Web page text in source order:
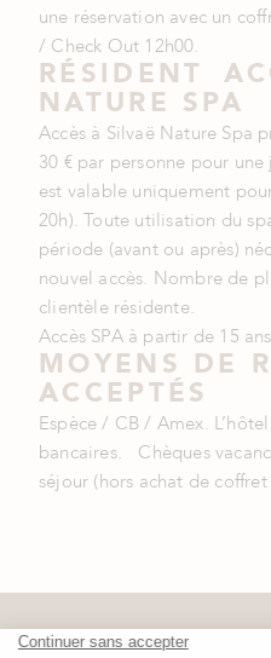
une réservation avec un
/ Check Out 12h00.
RÉSIDENT
NATURE SPA
Accès à Silvaë Nature Spa
30 € par personne pour une
est valable uniquement
20h). Toute utilisation du
période (avant ou après)
nouvel accès. Nombre de
clientèle résidente.
Accès SPA à partir de 15
MOYENS DE
ACCEPTÉS
Espèce / CB / Amex.
bancaires. Chèques
séjour (hors achat de coffret